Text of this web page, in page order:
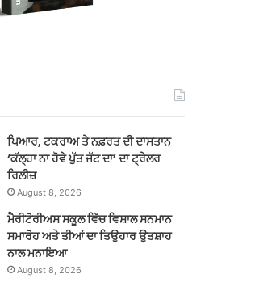
ਪਿਆਰ, ਟਕਰਾਅ ਤੇ ਨਫ਼ਰਤ ਦੀ ਦਾਸਤਾਨ
‘ਕੱਲ੍ਹਾ ਨਾ ਹੋਵੇ ਪੁੱਤ ਜੱਟ ਦਾ’ ਦਾ ਟ੍ਰੇਲਰ
ਰਿਲੀਜ਼
August 8, 2026
ਮੈਰੀਟੋਰੀਅਸ ਸਕੂਲ ਵਿੱਚ ਵਿਸ਼ਾਲ ਸਨਮਾਨ
ਸਮਾਰੋਹ ਅਤੇ ਤੀਆਂ ਦਾ ਤਿਉਹਾਰ ਉਤਸ਼ਾਹ
ਨਾਲ ਮਨਾਇਆ
August 8, 2026